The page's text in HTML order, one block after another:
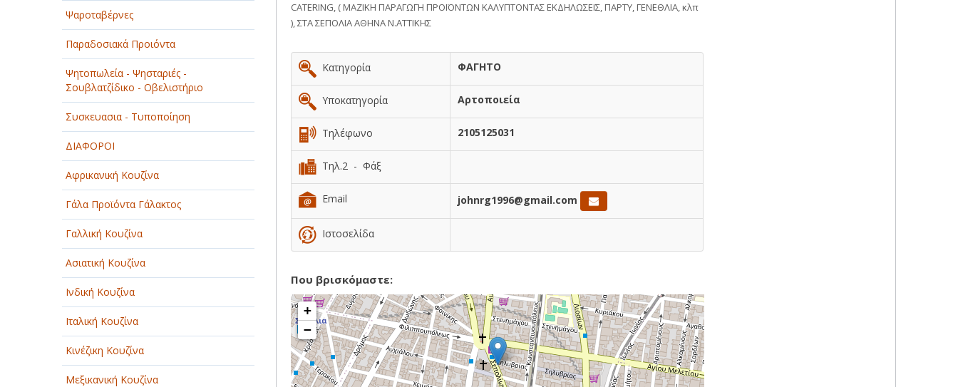
ΤΕΧΝΟΛΟΓΙΑ
ΥΓΕΙΑ - ΙΑΤΡΟΙ
ΦΑΓΗΤΟ
Ψαροταβέρνες
Παραδοσιακά Προιόντα
Ψητοπωλεία - Ψησταριές -
Σουβλατζίδικο - Οβελιστήριο
Συσκευασια - Τυποποίηση
ΔΙΑΦΟΡΟΙ
Αφρικανική Κουζίνα
Γάλα Προϊόντα Γάλακτος
Γαλλική Κουζίνα
Ασιατική Κουζίνα
Ινδική Κουζίνα
Ιταλική Κουζίνα
Κινέζικη Κουζίνα
Μεξικανική Κουζίνα
CATERING, ( ΜΑΖΙΚΗ ΠΑΡΑΓΩΓΗ ΠΡΟΪΟΝΤΩΝ ΚΑΛΥΠΤΟΝΤΑΣ ΕΚΔΗΛΩΣΕΙΣ, ΠΑΡΤΥ, ΓΕΝΕΘΛΙΑ, κλπ
), ΣΤΑ ΣΕΠΟΛΙΑ ΑΘΗΝΑ Ν.ΑΤΤΙΚΗΣ
Κατηγορία ΦΑΓΗΤΟ
Υποκατηγορία Αρτοποιεία
Τηλέφωνο 2105125031
Τηλ.2 - Φάξ
Email johnrg1996@gmail.com
Ιστοσελίδα
Που βρισκόμαστε:
+
−